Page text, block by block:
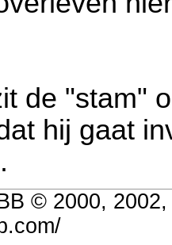
de "stam"
hij gaat
© 2000,